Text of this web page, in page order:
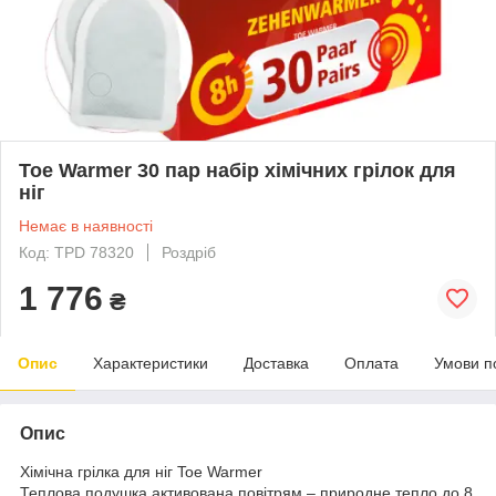
Toe Warmer 30 пар набір хімічних грілок для
ніг
Немає в наявності
Код: TPD 78320
Роздріб
1 776 ₴
Опис Характеристики Доставка Оплата Умови
Опис
Хімічна грілка для ніг Toe Warmer
Теплова подушка активована повітрям – природне тепло до 8